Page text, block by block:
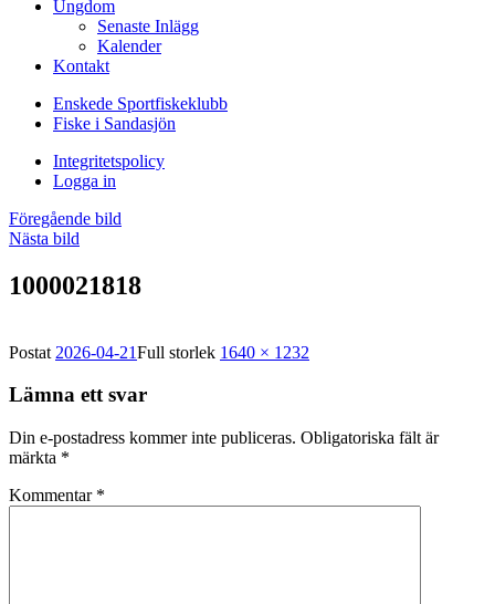
Ungdom
Senaste Inlägg
Kalender
Kontakt
Enskede Sportfiskeklubb
Fiske i Sandasjön
Integritetspolicy
Logga in
Föregående bild
Nästa bild
1000021818
Postat 2026-04-21Full storlek 1640 × 1232
Lämna ett svar
Din e-postadress kommer inte publiceras. Obligatoriska fält är
märkta *
Kommentar *